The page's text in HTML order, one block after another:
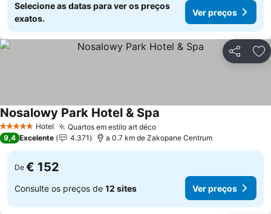
Selecione as datas para ver os preços
exatos.
Ver preços
Partilhar
5 Estrelas Hotel Quartos em estilo art déco
Nosalowy Park Hotel & Spa
9,4 Excelente 4.371 a 0.7 km de Zakopane Centrum
De € 152
Consulte os preços de 12 sites Ver preços